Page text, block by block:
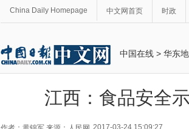
China Daily Homepage 中文网首页 时政
中国在线 > 华东
江西：食品安全
2017-03-24 15:09:27